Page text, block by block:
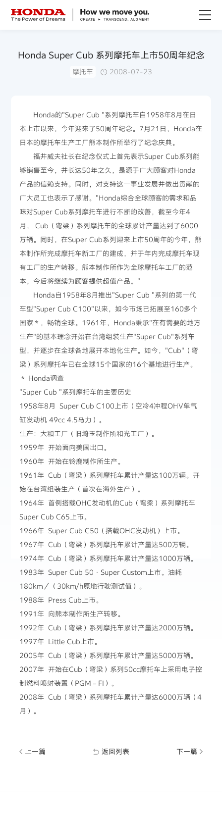
赛事运动
新闻资讯
Honda Super Cub 系列摩托车上市50周年纪念
摩托车 2008-07-23
Honda的"Super Cub "系列摩托车自1958年8月在日
本上市以来，今年迎来了50周年纪念。7月21日，Honda在
日本的摩托车生产工厂熊本制作所举行了纪念庆典。
福井威夫社长在纪念仪式上首先表示Super Cub系列能
够销售至今，并长达50年之久，是源于广大顾客对Honda
产品的信赖支持。同时，对支持这一事业发展并做出贡献的
广大员工也表示了感谢。"Honda综合全球顾客的需求和品
味对Super Cub系列摩托车进行不断的改善，截至今年4
月， Cub（弯梁）系列摩托车的全球累计产量达到了6000
万辆。同时，在Super Cub系列迎来上市50周年的今年，熊
本制作所完成摩托车新工厂的建成，并于年内完成摩托车现
有工厂的生产转移。熊本制作所作为全球摩托车工厂的范
本，今后将继续为顾客提供超值产品。"
Honda自1958年8月推出"Super Cub "系列的第一代
车型"Super Cub C100"以来，如今市场已拓展至160多个
国家＊，畅销全球。1961年，Honda秉承"在有需要的地方
生产"的基本理念开始在台湾组装生产"Super Cub"系列车
型，并逐步在全球各地展开本地化生产。如今，"Cub"（弯
梁）系列摩托车已在全球15个国家的16个基地进行生产。
＊ Honda调查
"Super Cub "系列摩托车的主要历史
1958年8月 Super Cub C100上市（空冷4冲程OHV单气
缸发动机 49cc 4.5马力）。
生产：大和工厂（旧埼玉制作所和光工厂）。
1959年 开始面向美国出口。
1960年 开始在铃鹿制作所生产。
1961年 Cub（弯梁）系列摩托车累计产量达100万辆。开
始在台湾组装生产（首次在海外生产）。
1964年 首例搭载OHC发动机的Cub（弯梁）系列摩托车
Super Cub C65上市。
1966年 Super Cub C50（搭载OHC发动机）上市。
1967年 Cub（弯梁）系列摩托车累计产量达500万辆。
1974年 Cub（弯梁）系列摩托车累计产量达1000万辆。
1983年 Super Cub 50·Super Custom上市。油耗
180km／（30km/h原地行驶测试值）。
1988年 Press Cub上市。
1991年 向熊本制作所生产转移。
1992年 Cub（弯梁）系列摩托车累计产量达2000万辆。
1997年 Little Cub上市。
2005年 Cub（弯梁）系列摩托车累计产量达5000万辆。
2007年 开始在Cub（弯梁）系列50cc摩托车上采用电子控
制燃料喷射装置（PGM－FI）。
2008年 Cub（弯梁）系列摩托车累计产量达6000万辆（4
月）。
上一篇 返回列表 下一篇